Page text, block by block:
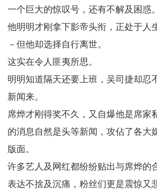
一个巨大的惊叹号，还有不解及困惑。
他明明才刚拿下影帝头衔，正处于人
－但他却选择自行离世。
这实在令人匪夷所思。
明明知道隔天还要上班，吴司捷却忍
新闻来。
席烨才刚得奖不久，又自爆他是席家
的消息自然是头等新闻，攻佔了各大
版面。
许多艺人及网红都纷纷贴出与席烨的
表达不捨及沉痛，粉丝们更是震惊又